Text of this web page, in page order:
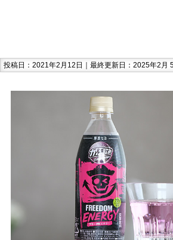
投稿日：2021年2月12日｜最終更新日：2025年2月